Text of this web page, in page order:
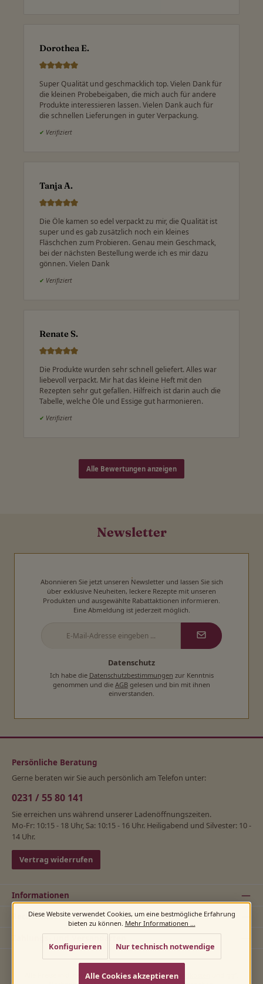
Dorothea E.
Super Qualität und geschmacklich top. Vielen Dank für
die kleinen Probebeigaben, die mich auch für andere
Produkte interessieren lassen. Vielen Dank auch für
die schnellen Lieferungen in guter Verpackung.
✔ Verifiziert
Tanja A.
Die Öle kamen so edel verpackt zu mir, die Qualität ist
super und es gab zusätzlich noch ein kleines
Fläschchen zum Probieren. Genau mein Geschmack,
bei der nächsten Bestellung werde ich es mir dazu
gönnen. Vielen Dank
✔ Verifiziert
Renate S.
Die Produkte wurden sehr schnell geliefert. Alles war
liebevoll verpackt. Mir hat das kleine Heft mit den
Rezepten sehr gut gefallen. Hilfreich ist darin auch die
Tabelle, welche Öle und Essige gut harmonieren.
✔ Verifiziert
Alle Bewertungen anzeigen
Persönliche Beratung
Gerne beraten wir Sie auch persönlich am Telefon unter:
0231 / 55 80 141
Sie erreichen uns während unserer Ladenöffnungszeiten.
Mo-Fr: 10:15 - 18 Uhr, Sa: 10:15 - 16 Uhr. Heiligabend und Silvester: 10 -
14 Uhr.
Vertrag widerrufen
Informationen
Rechtliches
Newsletter
Abonnieren Sie jetzt unseren Newsletter und lassen Sie sich
über exklusive Neuheiten, leckere Rezepte mit unseren
Produkten und ausgewählte Rabattaktionen informieren.
Eine Abmeldung ist jederzeit möglich.
Datenschutz
Ich habe die Datenschutzbestimmungen zur Kenntnis
genommen und die AGB gelesen und bin mit ihnen
einverstanden.
Alle Preise inkl. gesetzl. Mehrwertsteuer zzgl.Versandkosten
Diese Website verwendet Cookies, um eine bestmögliche Erfahrung
bieten zu können. Mehr Informationen ...
Nur technisch notwendige
Konfigurieren
Alle Cookies akzeptieren